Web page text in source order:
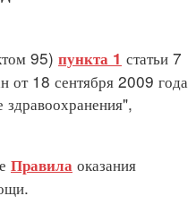
95) пункта 1 статьи 7
от 18 сентября 2009 года
Правила оказания